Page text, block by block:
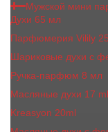
Мужской мини
Духи 65 мл
Парфюмерия Vilily
Шариковые духи с
Ручка-парфюм 8 мл
Масляные духи 17 ml
Kreasyon 20ml